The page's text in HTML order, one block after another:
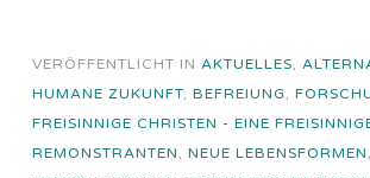
VERÖFFENTLICHT IN AKTUELLES,
HUMANE ZUKUNFT, BEFREIUNG,
FREISINNIGE CHRISTEN - EINE
REMONSTRANTEN, NEUE LEBENSFORMEN,